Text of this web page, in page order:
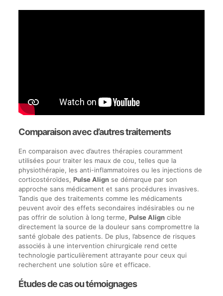
Comparaison avec d’autres traitements
En comparaison avec d’autres thérapies couramment
utilisées pour traiter les maux de cou, telles que la
physiothérapie, les anti-inflammatoires ou les injections de
corticostéroïdes, Pulse Alignse démarque par son
approche sans médicament et sans procédures invasives.
Tandis que des traitements comme les médicaments
peuvent avoir des effets secondaires indésirables ou ne
pas offrir de solution à long terme, Pulse Aligncible
directement la source de la douleur sans compromettre la
santé globale des patients. De plus, l’absence de risques
associés à une intervention chirurgicale rend cette
technologie particulièrement attrayante pour ceux qui
recherchent une solution sûre et efficace.
Études de cas ou témoignages